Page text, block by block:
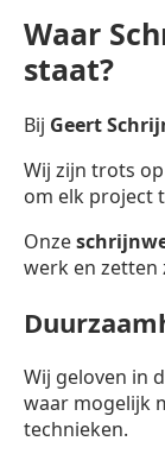
Waar
staat?
Bij Geert
Wij zijn trots
om elk project
Onze
werk en zetten
Wij geloven in
waar mogelijk
technieken.